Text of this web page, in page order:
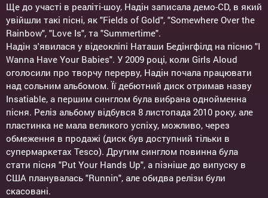
Ще до участі в реаліті-шоу, Надін записала демо-CD, в який
увійшли такі пісні, як "Fields of Gold", "Somewhere Over the
Rainbow", "Love Is", та "Summertime".
Надін з'явилася у відеокліпі Наташи Бедінгфілд на пісню "I
Wanna Have Your Babies". У 2009 році, коли Girls Aloud
оголосили про творчу перерву, Надін почала працювати
над сольним альбомом. Її дебютний диск отримав назву
Insatiable, а першим синглом була вибрана однойменна
пісня. Реліз альбому відбувся 8 листопада 2010 року, але
пластинка не мала великого успіху, можливо, через
обмеження в продажі (диск був доступний тільки в
супермаркетах Tesco). Другим синглом повинна була
стати пісня "Put Your Hands Up", а пізніше до випуску в
США планувалась "Runnin", але обидва релізи були
скасовані.